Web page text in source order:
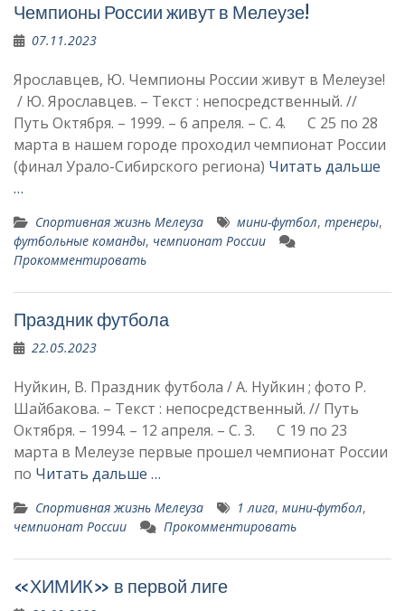
Чемпионы России живут в Мелеузе!
07.11.2023
Ярославцев, Ю. Чемпионы России живут в Мелеузе!
/ Ю. Ярославцев. – Текст : непосредственный. //
Путь Октября. – 1999. – 6 апреля. – С. 4. С 25 по 28
марта в нашем городе проходил чемпионат России
(финал Урало-Сибирского региона) Читать дальше
…
Спортивная жизнь Мелеуза мини-футбол, тренеры,
футбольные команды, чемпионат России
Прокомментировать
Праздник футбола
22.05.2023
Нуйкин, В. Праздник футбола / А. Нуйкин ; фото Р.
Шайбакова. – Текст : непосредственный. // Путь
Октября. – 1994. – 12 апреля. – С. 3. С 19 по 23
марта в Мелеузе первые прошел чемпионат России
по Читать дальше …
Спортивная жизнь Мелеуза 1 лига, мини-футбол,
чемпионат России
Прокомментировать
«ХИМИК» в первой лиге